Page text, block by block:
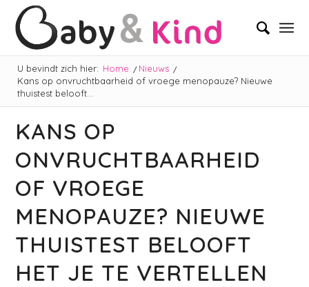
U bevindt zich hier: Home / Nieuws /
Kans op onvruchtbaarheid of vroege menopauze? Nieuwe
thuistest belooft...
KANS OP
ONVRUCHTBAARHEID
OF VROEGE
MENOPAUZE? NIEUWE
THUISTEST BELOOFT
HET JE TE VERTELLEN